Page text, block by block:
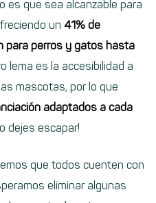
es que sea alcanzable para
un 41% de
para perros y gatos hasta
lema es la accesibilidad a
mascotas, por lo que
adaptados a cada
dejes escapar!
que todos cuenten con
eliminar algunas